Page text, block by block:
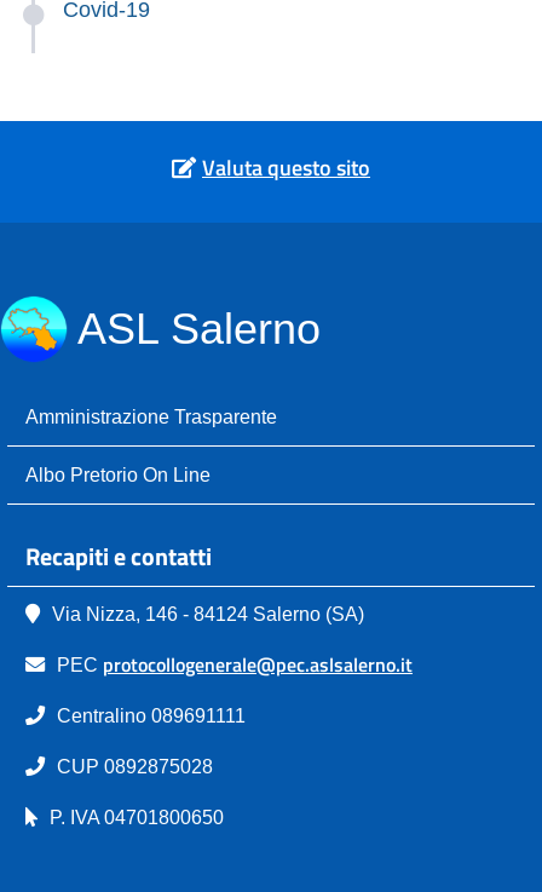
Covid-19
Valuta questo sito
ASL Salerno
Amministrazione Trasparente
Albo Pretorio On Line
Recapiti e contatti
Via Nizza, 146 - 84124 Salerno (SA)
PEC protocollogenerale@pec.aslsalerno.it
Centralino 089691111
CUP 0892875028
P. IVA 04701800650